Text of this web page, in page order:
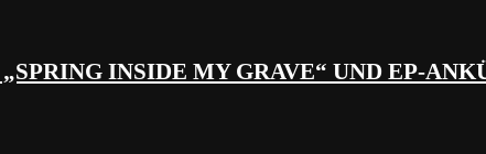
INSIDE MY GRAVE“ UND EP-